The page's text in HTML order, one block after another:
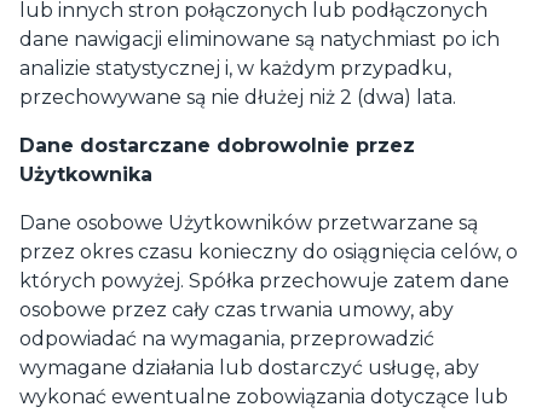
lub innych stron połączonych lub podłączonych
dane nawigacji eliminowane są natychmiast po ich
analizie statystycznej i, w każdym przypadku,
przechowywane są nie dłużej niż 2 (dwa) lata.
Dane dostarczane dobrowolnie przez
Użytkownika
Dane osobowe Użytkowników przetwarzane są
przez okres czasu konieczny do osiągnięcia celów, o
których powyżej. Spółka przechowuje zatem dane
osobowe przez cały czas trwania umowy, aby
odpowiadać na wymagania, przeprowadzić
wymagane działania lub dostarczyć usługę, aby
wykonać ewentualne zobowiązania dotyczące lub